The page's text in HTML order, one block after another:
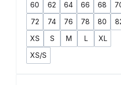
60
62 64 66 68
72
74 76 78 80
XS
S M L
XL
XS/S